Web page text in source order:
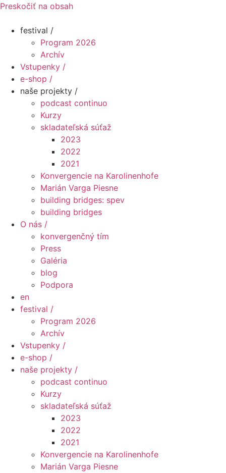
Preskočiť na obsah
festival /
Program 2026
Archív
Vstupenky /
e-shop /
naše projekty /
podcast continuo
Kurzy
skladateľská súťaž
2023
2022
2021
Konvergencie na Karolinenhofe
Marián Varga Piesne
building bridges: spev
building bridges
O nás /
konvergenčný tím
Press
Galéria
blog
Podpora
en
festival /
Program 2026
Archív
Vstupenky /
e-shop /
naše projekty /
podcast continuo
Kurzy
skladateľská súťaž
2023
2022
2021
Konvergencie na Karolinenhofe
Marián Varga Piesne